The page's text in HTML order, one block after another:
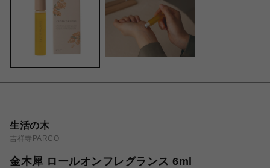
生活の木
吉祥寺PARCO
金木犀 ロールオンフレグランス 6ml